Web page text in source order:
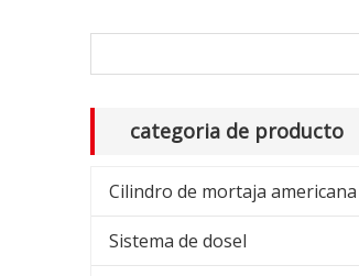
categoria de producto
Cilindro de mortaja americana
Sistema de dosel